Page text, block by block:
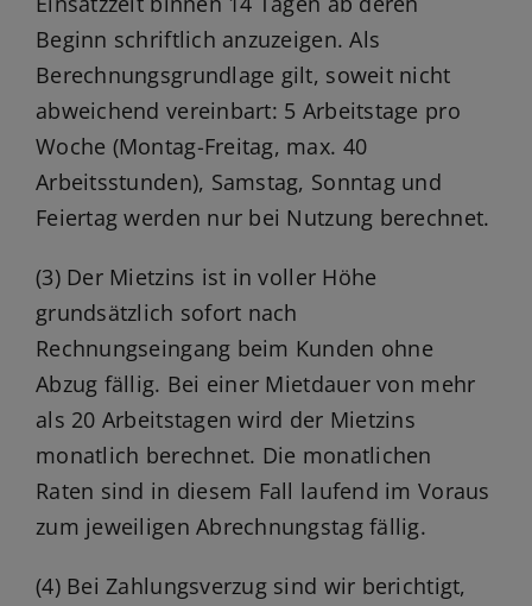
Beginn schriftlich anzuzeigen. Als
Berechnungsgrundlage gilt, soweit nicht
abweichend vereinbart: 5 Arbeitstage pro
Woche (Montag-Freitag, max. 40
Arbeitsstunden), Samstag, Sonntag und
Feiertag werden nur bei Nutzung berechnet.
(3) Der Mietzins ist in voller Höhe
grundsätzlich sofort nach
Rechnungseingang beim Kunden ohne
Abzug fällig. Bei einer Mietdauer von mehr
als 20 Arbeitstagen wird der Mietzins
monatlich berechnet. Die monatlichen
Raten sind in diesem Fall laufend im Voraus
zum jeweiligen Abrechnungstag fällig.
(4) Bei Zahlungsverzug sind wir berichtigt,